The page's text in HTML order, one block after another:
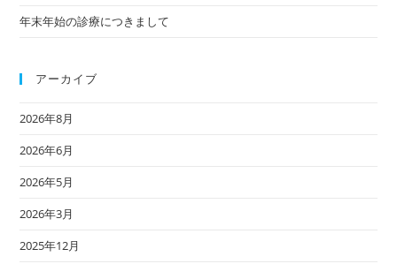
年末年始の診療につきまして
アーカイブ
2026年8月
2026年6月
2026年5月
2026年3月
2025年12月